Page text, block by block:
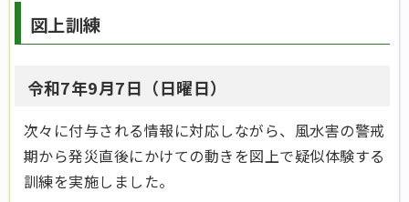
図上訓練
令和7年9月7日（日曜日）
次々に付与される情報に対応しながら、風水害の警戒
期から発災直後にかけての動きを図上で疑似体験する
訓練を実施しました。